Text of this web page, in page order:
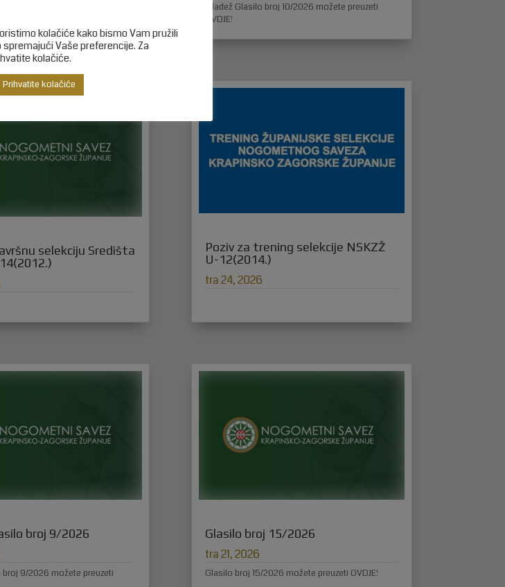
selekciju Središta
broj 9/2026
broj 9/2026 možete preuzeti
Mladež Glasilo broj 10/2026 možete preuzeti
OVDJE!
Poziv za trening selekcije NSKZŽ
U-12(2014.)
tra 24, 2026
Glasilo broj 15/2026
tra 21, 2026
Glasilo broj 15/2026 možete preuzeti OVDJE!
kolačiće kako bismo Vam pružili
Vaše preferencije. Za
kolačiće.
Prihvatite kolačiće